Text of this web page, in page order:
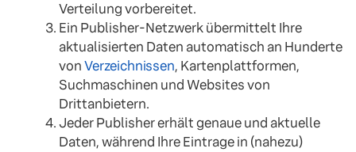
Verteilung vorbereitet.
Ein Publisher-Netzwerk übermittelt Ihre
aktualisierten Daten automatisch an Hunderte
vonVerzeichnissen, Kartenplattformen,
Suchmaschinen und Websites von
Drittanbietern.
Jeder Publisher erhält genaue und aktuelle
Daten, während Ihre Eintrage in (nahezu)